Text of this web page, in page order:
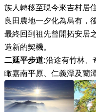
族人轉移至現今來吉村居
良田農地一夕化為烏有，
最終回到祖先曾開拓安居
造新的契機。
二延平步道:沿途有竹林、
瞰嘉南平原、仁義潭及蘭